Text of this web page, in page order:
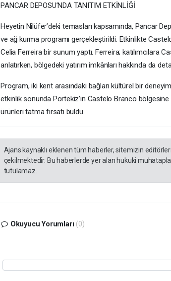
PANCAR DEPOSU’NDA TANITIM ETKİNLİĞİ
Heyetin Nilüfer’deki temasları kapsamında, Pancar
ve ağ kurma programı gerçekleştirildi. Etkinlikte
Celia Ferreira bir sunum yaptı. Ferreira; katılımcılara
anlatırken, bölgedeki yatırım imkânları hakkında da
Program, iki kent arasındaki bağları kültürel bir
etkinlik sonunda Portekiz’in Castelo Branco
ürünleri tatma fırsatı buldu.
Ajans kaynaklı eklenen tüm haberler, sitemizin
çekilmektedir. Bu haberlerde yer alan hukuki
tutulamaz.
Okuyucu Yorumları (0)